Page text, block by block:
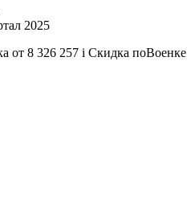
2025
от 8 326 257 i Скидка